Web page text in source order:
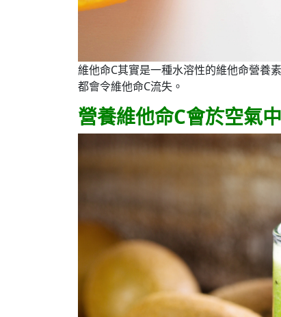
維他命C其實是一種水溶性的維他命營養
都會令維他命C流失。
營養維他命C會於空氣